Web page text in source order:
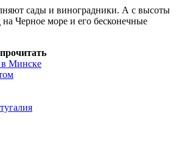
сады и виноградники. А с высоты
Черное море и его бесконечные
в Минске